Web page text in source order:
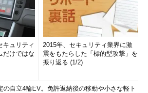
キュリティ
だけではな
2015年、セキュリティ業界に激
震をもたらした「標的型攻撃」を
振り返る (1/2)
の自立4輪EV。免許返納後の移動や小さな軽ト